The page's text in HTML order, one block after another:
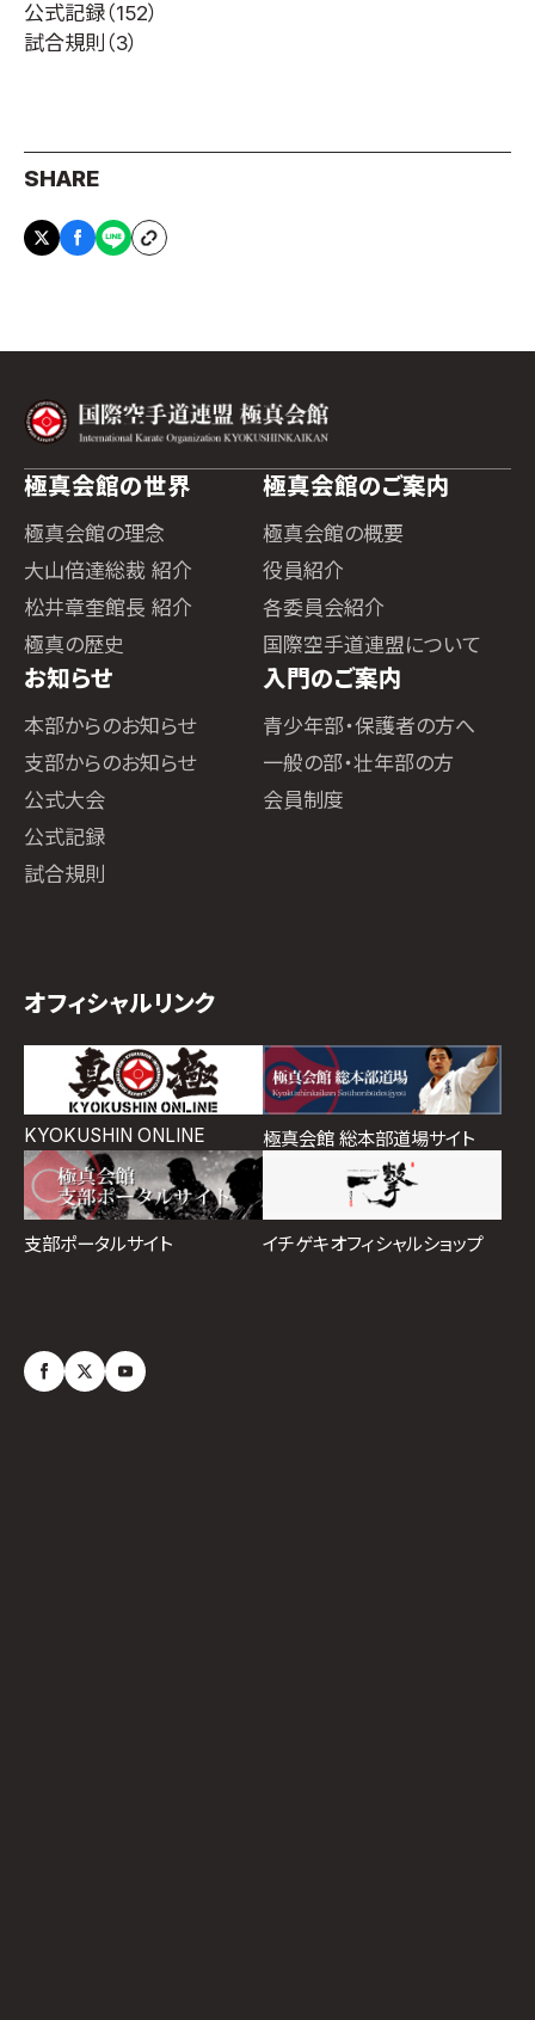
公式記録（152）
試合規則 （3）
SHARE
極真会館の世界
極真会館の理念
大山倍達総裁 紹介
松井章奎館長 紹介
極真の歴史
極真会館のご案内
極真会館の概要
役員紹介
各委員会紹介
国際空手道連盟について
お知らせ
本部からのお知らせ
支部からのお知らせ
公式大会
公式記録
試合規則
入門のご案内
青少年部・保護者の方へ
一般の部・壮年部の方
会員制度
オフィシャルリンク
KYOKUSHIN ONLINE 極真会館 総本部道場サイト
支部ポータルサイト イチゲキオフィシャルショップ